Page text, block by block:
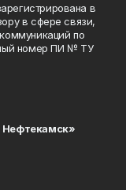
в
в сфере связи,
по
номер ПИ № ТУ
Нефтекамск»